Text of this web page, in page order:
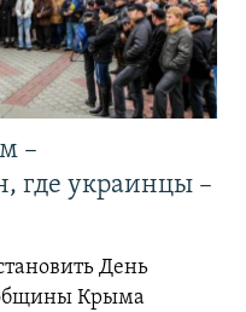
–
где украинцы –
День
Крыма